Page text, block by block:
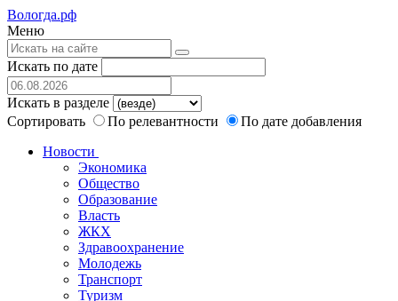
Вологда.рф
Меню
Искать по дате
Искать в разделе
Сортировать
По релевантности
По дате добавления
Новости
Экономика
Общество
Образование
Власть
ЖКХ
Здравоохранение
Молодежь
Транспорт
Туризм